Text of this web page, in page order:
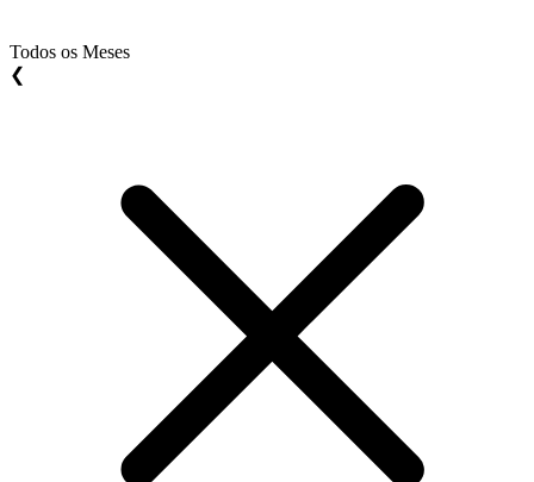
Todos os Meses
❮